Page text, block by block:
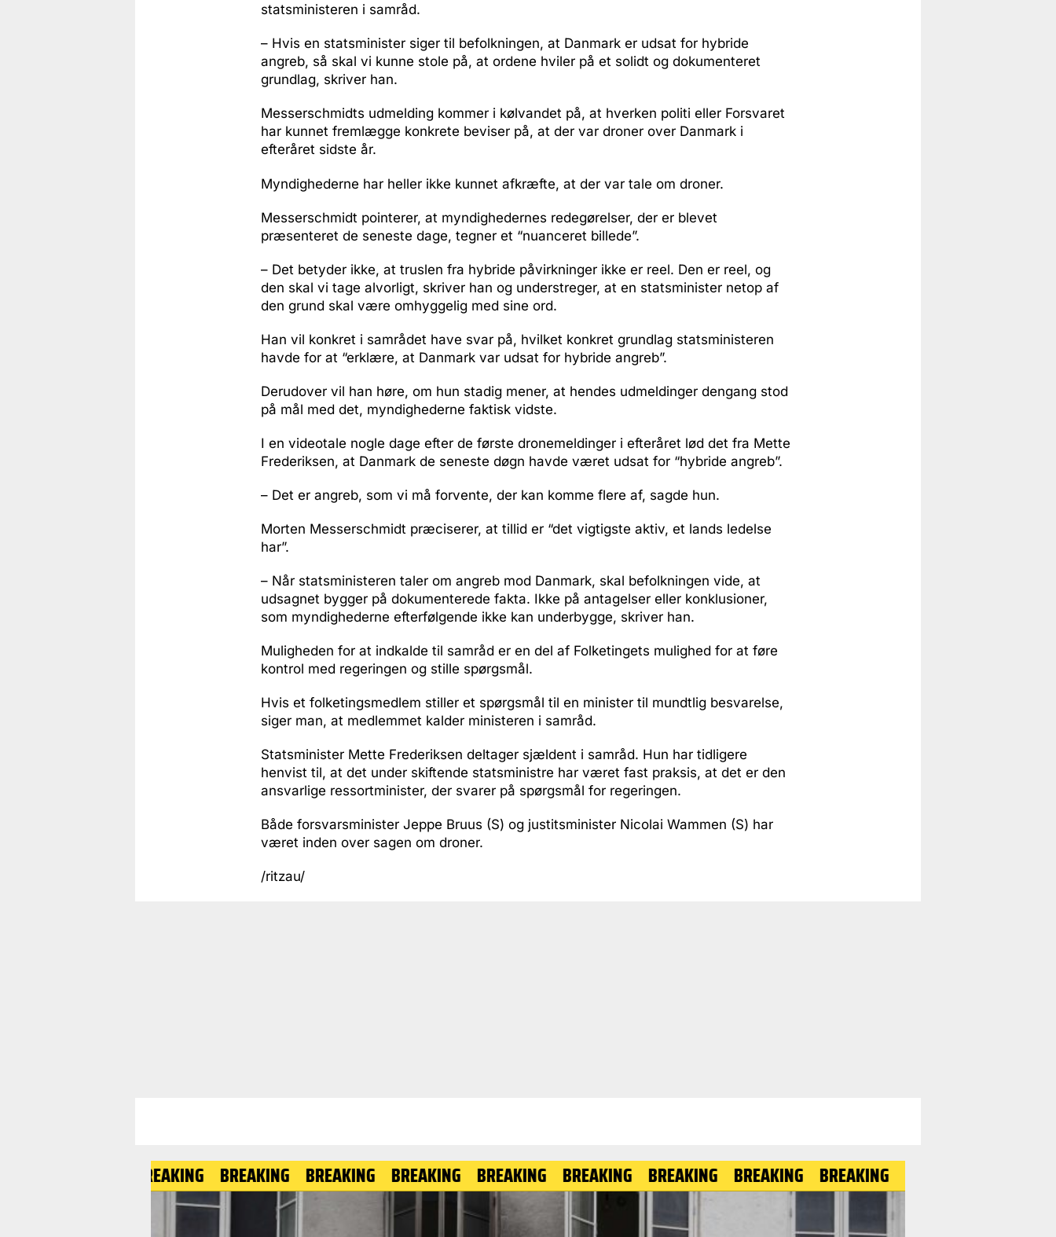
statsministeren i samråd.
– Hvis en statsminister siger til befolkningen, at Danmark er udsat for hybride
angreb, så skal vi kunne stole på, at ordene hviler på et solidt og dokumenteret
grundlag, skriver han.
Messerschmidts udmelding kommer i kølvandet på, at hverken politi eller Forsvaret
har kunnet fremlægge konkrete beviser på, at der var droner over Danmark i
efteråret sidste år.
Myndighederne har heller ikke kunnet afkræfte, at der var tale om droner.
Messerschmidt pointerer, at myndighedernes redegørelser, der er blevet
præsenteret de seneste dage, tegner et “nuanceret billede”.
– Det betyder ikke, at truslen fra hybride påvirkninger ikke er reel. Den er reel, og
den skal vi tage alvorligt, skriver han og understreger, at en statsminister netop af
den grund skal være omhyggelig med sine ord.
Han vil konkret i samrådet have svar på, hvilket konkret grundlag statsministeren
havde for at “erklære, at Danmark var udsat for hybride angreb”.
Derudover vil han høre, om hun stadig mener, at hendes udmeldinger dengang stod
på mål med det, myndighederne faktisk vidste.
I en videotale nogle dage efter de første dronemeldinger i efteråret lød det fra Mette
Frederiksen, at Danmark de seneste døgn havde været udsat for “hybride angreb”.
– Det er angreb, som vi må forvente, der kan komme flere af, sagde hun.
Morten Messerschmidt præciserer, at tillid er “det vigtigste aktiv, et lands ledelse
har”.
– Når statsministeren taler om angreb mod Danmark, skal befolkningen vide, at
udsagnet bygger på dokumenterede fakta. Ikke på antagelser eller konklusioner,
som myndighederne efterfølgende ikke kan underbygge, skriver han.
Muligheden for at indkalde til samråd er en del af Folketingets mulighed for at føre
kontrol med regeringen og stille spørgsmål.
Hvis et folketingsmedlem stiller et spørgsmål til en minister til mundtlig besvarelse,
siger man, at medlemmet kalder ministeren i samråd.
Statsminister Mette Frederiksen deltager sjældent i samråd. Hun har tidligere
henvist til, at det under skiftende statsministre har været fast praksis, at det er den
ansvarlige ressortminister, der svarer på spørgsmål for regeringen.
Både forsvarsminister Jeppe Bruus (S) og justitsminister Nicolai Wammen (S) har
været inden over sagen om droner.
/ritzau/
BREAKING BREAKING BREAKING BREAKING BREAKING BREAKING BREAKING BREAKING BREAKING BREAKING